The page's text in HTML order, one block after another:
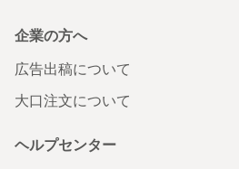
企業の方へ
広告出稿について
大口注文について
ヘルプセンター